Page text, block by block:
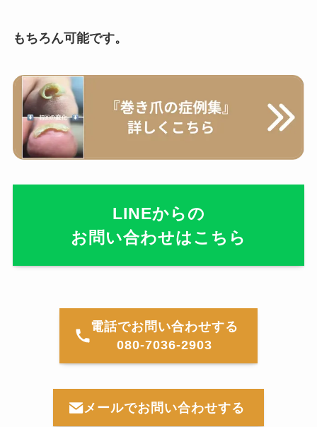
もちろん可能です。
LINEからの
お問い合わせはこちら
電話でお問い合わせする
080-7036-2903
メールでお問い合わせする